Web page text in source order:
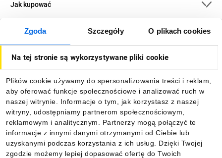
Zgoda Szczegóły O plikach cookies
Na tej stronie są wykorzystywane pliki cookie
Plików cookie używamy do spersonalizowania treści i reklam,
aby oferować funkcje społecznościowe i analizować ruch w
naszej witrynie. Informacje o tym, jak korzystasz z naszej
witryny, udostępniamy partnerom społecznościowym,
reklamowym i analitycznym. Partnerzy mogą połączyć te
informacje z innymi danymi otrzymanymi od Ciebie lub
uzyskanymi podczas korzystania z ich usług. Dzięki Twojej
zgodzie możemy lepiej dopasować ofertę do Twoich
Jak kupować
O firmie
Informacje
Pobierz naszą aplikację mobilną: